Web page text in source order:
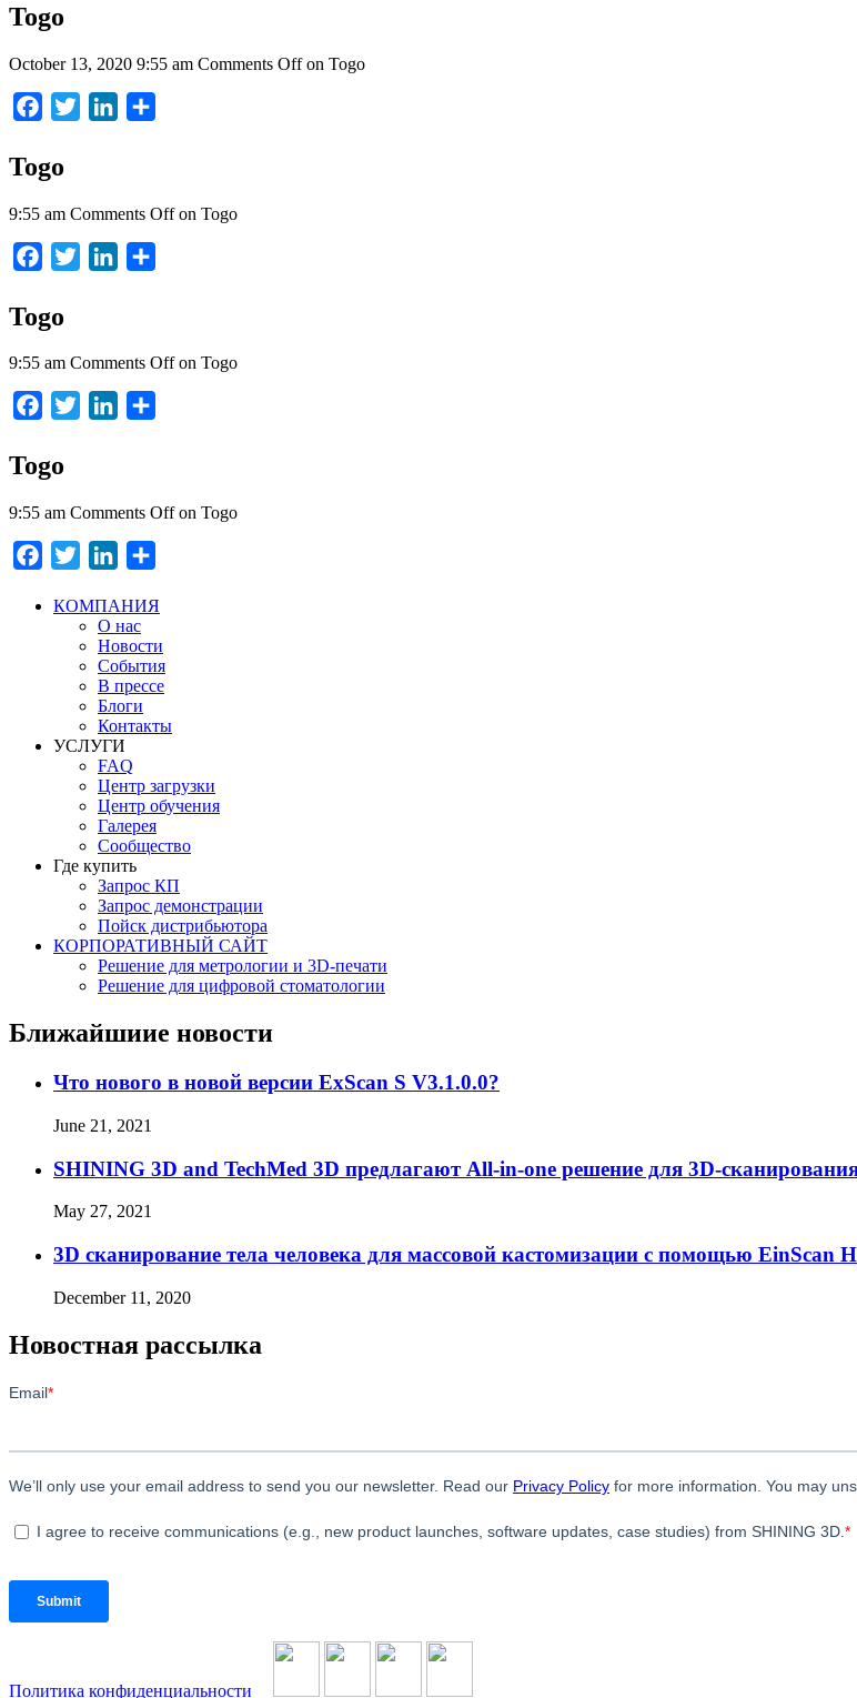
Togo
October 13, 2020 9:55 am Comments Offon Togo
Facebook
Twitter LinkedIn
Togo
9:55 am Comments Offon Togo
Facebook
Twitter LinkedIn
Togo
9:55 am Comments Offon Togo
Facebook
Twitter LinkedIn
Togo
9:55 am Comments Offon Togo
Facebook
Twitter LinkedIn
КОМПАНИЯ
О нас
Новости
События
В прессе
Блоги
Контакты
УСЛУГИ
FAQ
Центр загрузки
Центр обучения
Галерея
Сообщество
Где купить
Запрос КП
Запрос демонстрации
Пойск дистрибьютора
КОРПОРАТИВНЫЙ САЙТ
Решение для метрологии и 3D-печати
Решение для цифровой стоматологии
Ближайшиие новости
Что нового в новой версии ExScan S V3.1.0.0?
June 21, 2021
SHINING 3D and TechMed 3D предлагают All-in-one решение для 3D-сканирования
May 27, 2021
3D сканирование тела человека для массовой кастомизации с помощью EinScan H
December 11, 2020
Новостная рассылка
Политика конфиденциальности